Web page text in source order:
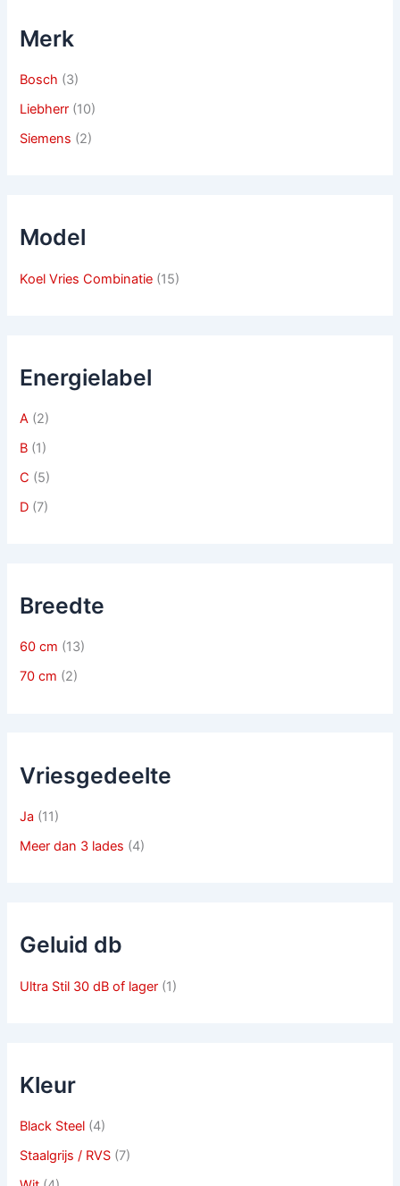
Merk
Bosch (3)
Liebherr (10)
Siemens (2)
Model
Koel Vries Combinatie (15)
Energielabel
A (2)
B (1)
C (5)
D (7)
Breedte
60 cm (13)
70 cm (2)
Vriesgedeelte
Ja (11)
Meer dan 3 lades (4)
Geluid db
Ultra Stil 30 dB of lager (1)
Kleur
Black Steel (4)
Staalgrijs / RVS (7)